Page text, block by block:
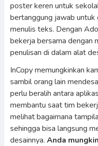
poster keren untuk
bertanggung jawab untuk
menulis teks. Dengan
bekerja bersama dengan
penulisan di dalam alat
InCopy memungkinkan
sambil orang lain
perlu beralih antara
membantu saat tim
melihat bagaimana
sehingga bisa langsung
desainnya. Anda